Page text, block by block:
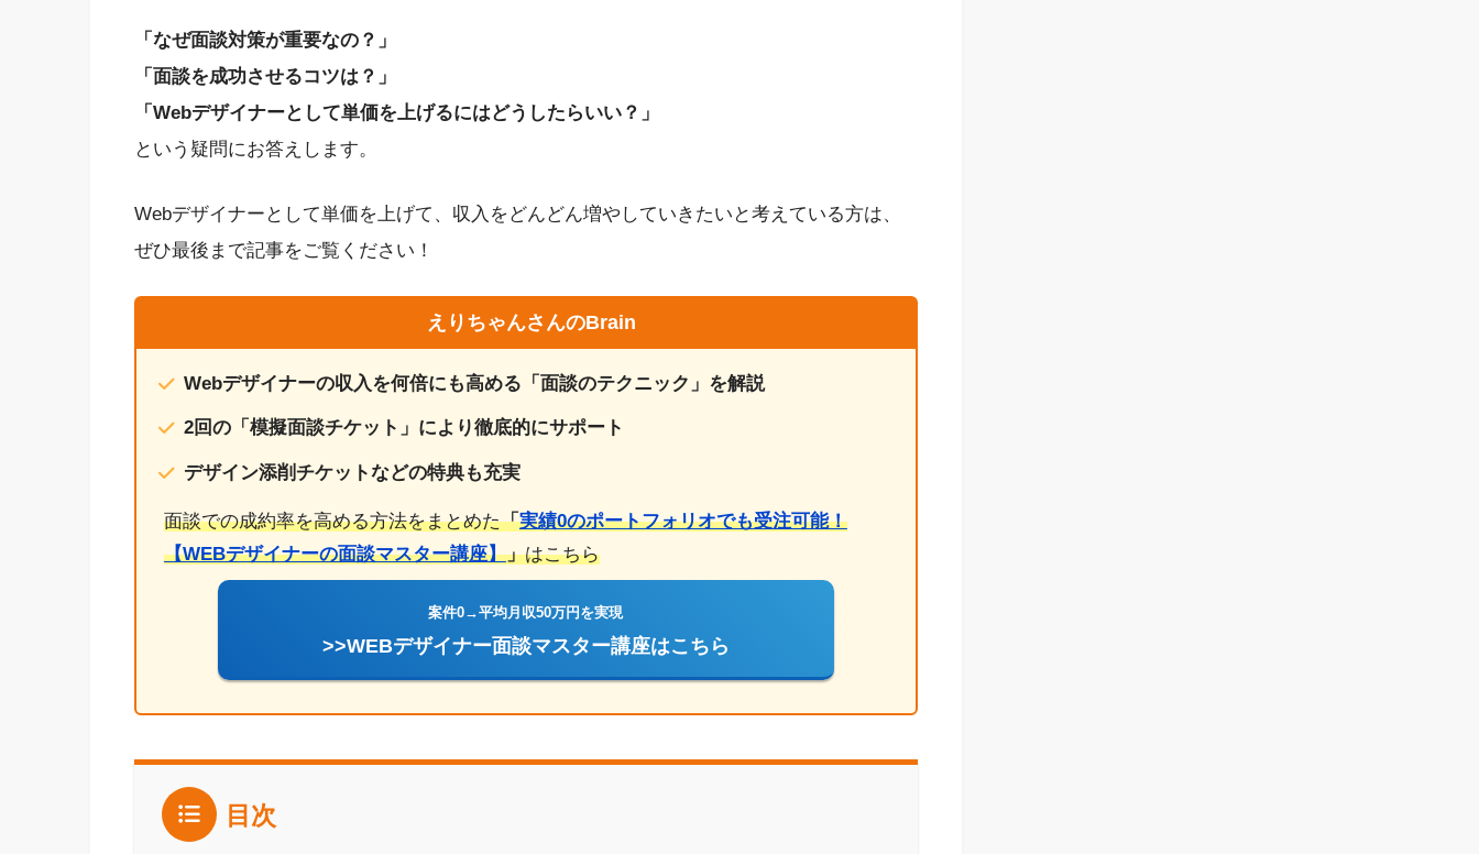
「なぜ面談対策が重要なの？」
「面談を成功させるコツは？」
「Webデザイナーとして単価を上げるにはどうしたらいい？」
という疑問にお答えします。
Webデザイナーとして単価を上げて、収入をどんどん増やしていきたいと考えている方は、
ぜひ最後まで記事をご覧ください！
えりちゃんさんのBrain
Webデザイナーの収入を何倍にも高める「面談のテクニック」を解説
2回の「模擬面談チケット」により徹底的にサポート
デザイン添削チケットなどの特典も充実
面談での成約率を高める方法をまとめた「実績0のポートフォリオでも受注可能！
【WEBデザイナーの面談マスター講座】」はこちら
案件0→平均月収50万円を実現
>>WEBデザイナー面談マスター講座はこちら
目次